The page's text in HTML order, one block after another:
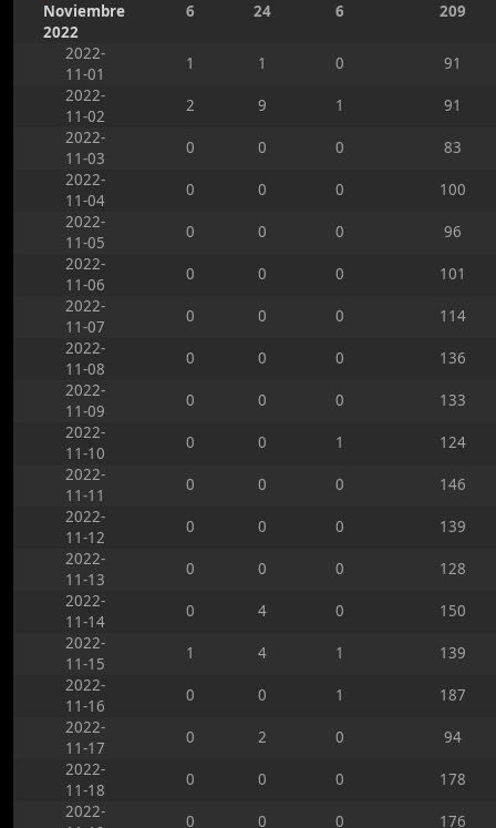
Noviembre
2022
6 24 6 209
2022-
11-01
1 1 0
91
2022-
11-02
2 9 1
91
2022-
11-03
0 0 0
83
2022-
11-04
0 0 0
100
2022-
11-05
0 0 0
96
2022-
11-06
0 0 0
101
2022-
11-07
0 0 0
114
2022-
11-08
0 0 0
136
2022-
11-09
0 0 0
133
2022-
11-10
0 0 1
124
2022-
11-11
0 0 0
146
2022-
11-12
0 0 0
139
2022-
11-13
0 0 0
128
2022-
11-14
0 4 0
150
2022-
11-15
1 4 1
139
2022-
11-16
0 0 1
187
2022-
11-17
0 2 0
94
2022-
11-18
0 0 0
178
2022-
0 0 0
176